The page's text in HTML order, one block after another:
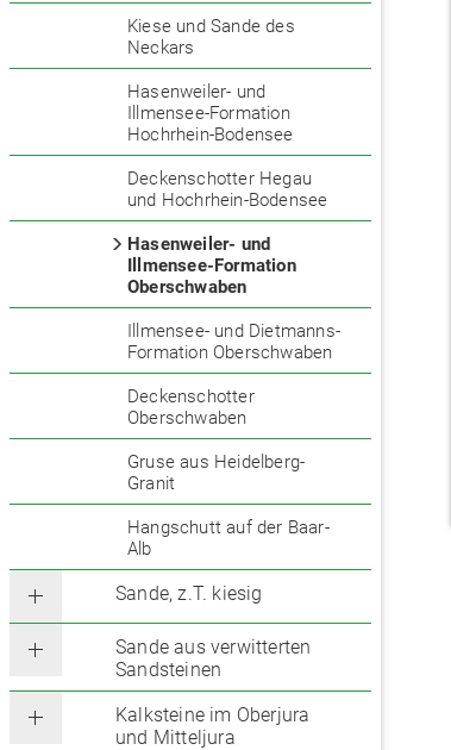
Kiese und Sande des
Neckars
Hasenweiler- und
Illmensee-Formation
Hochrhein-Bodensee
Deckenschotter Hegau
und Hochrhein-Bodensee
Hasenweiler- und
Illmensee-Formation
Oberschwaben
Illmensee- und Dietmanns-
Formation Oberschwaben
Deckenschotter
Oberschwaben
Gruse aus Heidelberg-
Granit
Hangschutt auf der Baar-
Alb
Sande, z.T. kiesig
Sande aus verwitterten
Sandsteinen
Kalksteine im Oberjura
und Mitteljura